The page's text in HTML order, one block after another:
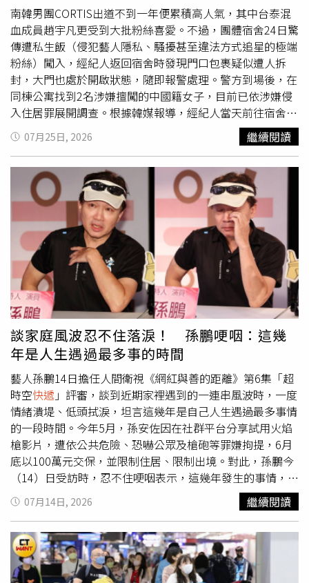
南韓男團CORTIS出道不到一年便累積高人氣，其中台泰混
血成員趙宇凡更受到大批粉絲喜愛。不過，團體宿舍24日驚
傳遭私生飯（侵犯藝人隱私、騷擾甚至違法方式追星的極端
粉絲）闖入，經紀人返回宿舍時發現門口包裹疑似遭人拆
封，大門也處於開啟狀態，隨即報警處理。警方到場後，在
同棟公寓找到2名涉嫌擅闖的中國籍女子，目前已依涉嫌侵
入住居罪展開調查。根據韓媒報導，經紀人當天前往宿舍
時，發現原本放在門口的
包裹已有遭拆封痕跡，且宿舍
大門並未關上，察覺情況異常後立即通知警方。警方獲報後
展開搜索，最後在同棟公寓其他樓層尋獲2名中國籍女子，
並將兩人帶回警局調查。南韓男團CORTIS出道不到一年便
累積高人氣。（圖／翻攝IG／CORTIS）調查指出，2名女子
供稱，是透過社群平台購得CORTIS宿舍地址，才循線前往
現場。不過，對於是否曾拆開包裹，以及是否進入宿舍內
部，兩人均予以否認。全案目前由首爾龍山警察署依涉嫌侵
入住居罪偵辦，警方也持續釐清兩人的實際行動路線，以及
是否涉及其他違法情事。事件曝光後，引發韓國及海外粉絲
高度關注，不少人批評私生飯行為已嚴重越界，認為購買藝
人住址、闖入住處周邊，甚至疑似拆封包裹，不僅侵犯藝人
隱私，也可能危及人身安全，呼籲經紀公司進一步強化宿舍
安全措施。事實上，南韓演藝圈長期深受私生飯問題困擾，
CORTIS並非首個受害團體。同門男團防彈少年團（BTS）
成員柾國（Jungkook）過去也曾多次遭私生飯闖入住處，
甚至一年內接連發生3起類似事件。當時他曾透過直播表
示，自己可透過監視器掌握狀況，並警告擅闖者若再靠近住
處，將依法究責，希望外界停止相關行為。
07月25日, 2026 繼續閱讀
談家庭風波忍不住落淚！ 孫鵬哽咽：這幾
年是人生遇過最多事的時間
藝人孫鵬14日擔任人間衛視《網紅與善的距離》第6集「超
時空快遞 」評審，談到近期家裡遇到的一連串風波時，一度
情緒潰堤、低頭拭淚，坦言這幾年是自己人生遇過最多事情
的一段時間。今年5月，孫安佐因在社群平台分享試用火焰
槍影片，遭依公共危險、恐嚇公眾及槍砲等罪嫌拘提，6月
底以100萬元交保，並限制住居、限制出境。對此，孫鵬今
（14）日受訪時，忍不住哽咽表示，這幾年發生的事情，是
他這輩子遇到最多事情的一段時間，但不可否認的是，自己
也因為這些考驗成長許多。孫鵬表示，這幾年是他這輩子遇
到最多事情的時間。（圖／報系資料照）孫鵬認為，人生遇
到困難時，唯一能做的就是坦然面對，因為事情終究會過
去，「今天的事情到了明天，那就是昨天的事，所以不要怕
坦然面對，你唯有坦然面對老天爺給你的考驗，你才會成
07月14日, 2026 繼續閱讀